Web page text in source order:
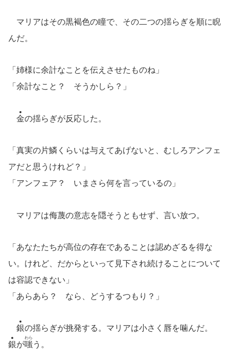
マリアはその黒褐色の瞳で、その二つの揺らぎを順に睨
んだ。
「姉様に余計なことを伝えさせたものね」
「余計なこと？ そうかしら？」
金の揺らぎが反応した。
「真実の片鱗くらいは与えてあげないと、むしろアンフェ
アだと思うけれど？」
「アンフェア？ いまさら何を言っているの」
マリアは侮蔑の意志を隠そうともせず、言い放つ。
「あなたたちが高位の存在であることは認めざるを得な
い。けれど、だからといって見下され続けることについて
は容認できない」
「あらあら？ なら、どうするつもり？」
銀の揺らぎが挑発する。マリアは小さく唇を噛んだ。
銀が嗤
わら
う。